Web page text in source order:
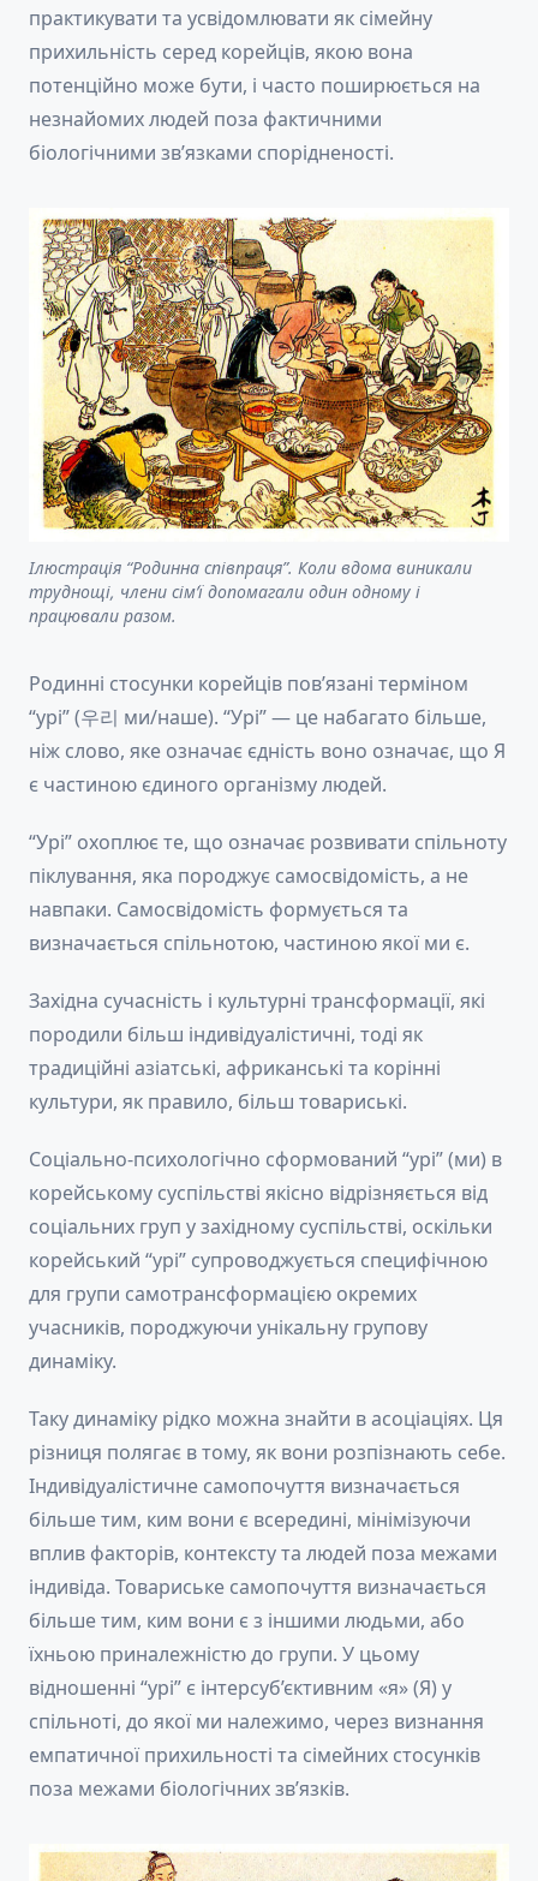
практикувати та усвідомлювати як сімейну
прихильність серед корейців, якою вона
потенційно може бути, і часто поширюється на
незнайомих людей поза фактичними
біологічними зв’язками спорідненості.
Ілюстрація “Родинна співпраця”. Коли вдома виникали
труднощі, члени сім’ї допомагали один одному і
працювали разом.
Родинні стосунки корейців пов’язані терміном
“урі” (우리 ми/наше). “Урі” — це набагато більше,
ніж слово, яке означає єдність воно означає, що Я
є частиною єдиного організму людей.
“Урі” охоплює те, що означає розвивати спільноту
піклування, яка породжує самосвідомість, а не
навпаки. Самосвідомість формується та
визначається спільнотою, частиною якої ми є.
Західна сучасність і культурні трансформації, які
породили більш індивідуалістичні, тоді як
традиційні азіатські, африканські та корінні
культури, як правило, більш товариські.
Соціально-психологічно сформований “урі” (ми) в
корейському суспільстві якісно відрізняється від
соціальних груп у західному суспільстві, оскільки
корейський “урі” супроводжується специфічною
для групи самотрансформацією окремих
учасників, породжуючи унікальну групову
динаміку.
Таку динаміку рідко можна знайти в асоціаціях. Ця
різниця полягає в тому, як вони розпізнають себе.
Індивідуалістичне самопочуття визначається
більше тим, ким вони є всередині, мінімізуючи
вплив факторів, контексту та людей поза межами
індивіда. Товариське самопочуття визначається
більше тим, ким вони є з іншими людьми, або
їхньою приналежністю до групи. У цьому
відношенні “урі” є інтерсуб’єктивним «я» (Я) у
спільноті, до якої ми належимо, через визнання
емпатичної прихильності та сімейних стосунків
поза межами біологічних зв’язків.